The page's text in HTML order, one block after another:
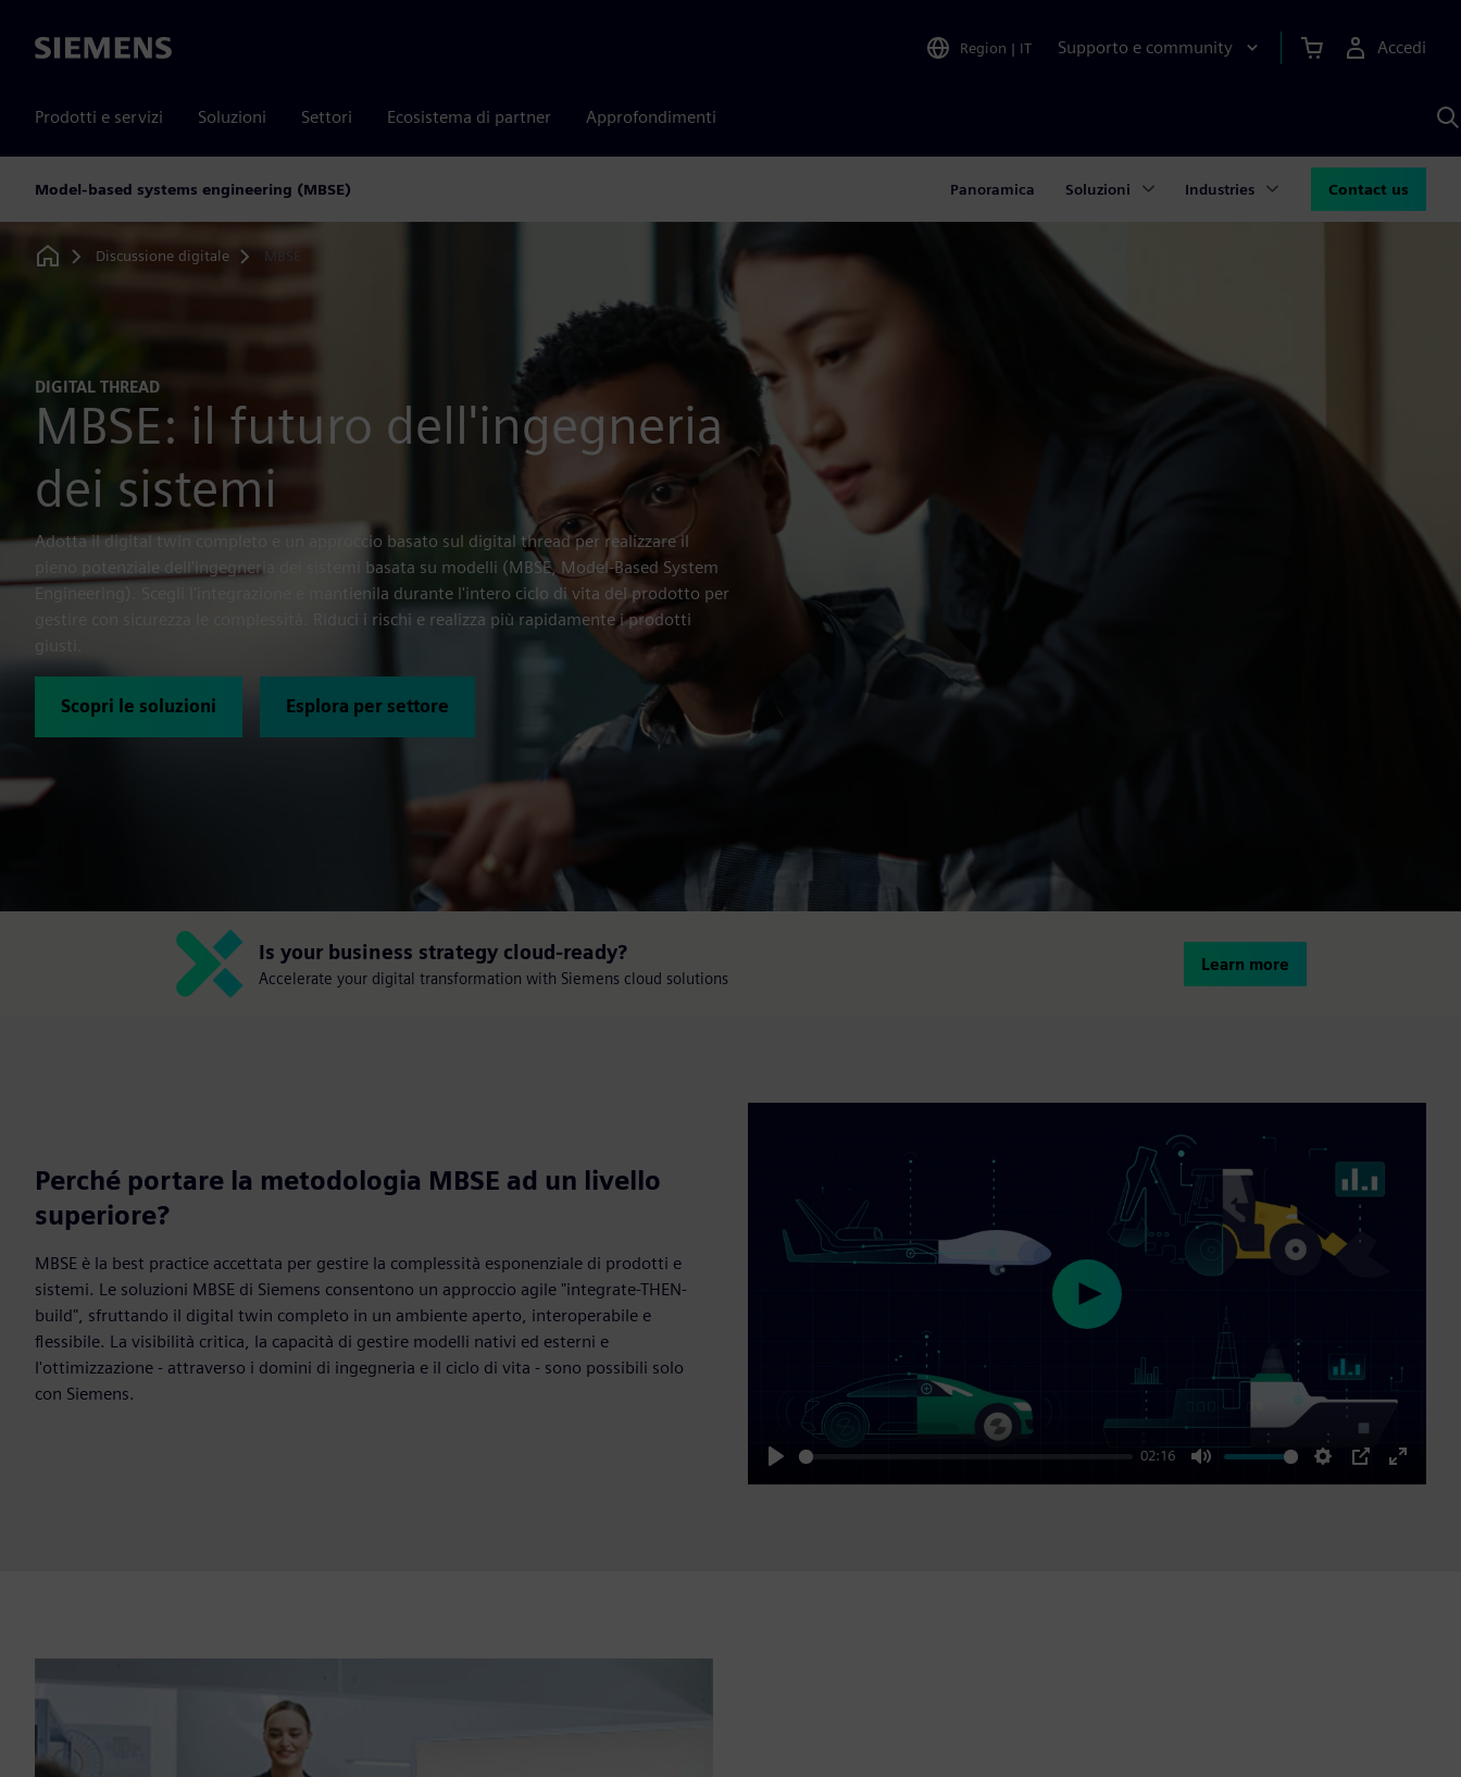
Siemens Region | IT Supporto e community Accedi
Prodotti e servizi Soluzioni Settori Ecosistema di partner Approfondimenti
Model-based systems engineering (MBSE) Panoramica Soluzioni Industries Contact us
Home
Discussione digitale MBSE
DIGITAL THREAD
MBSE: il futuro dell'ingegneria
dei sistemi
Adotta il digital twin completo e un approccio basato sul digital thread per realizzare il
pieno potenziale dell'ingegneria dei sistemi basata su modelli (MBSE, Model-Based System
Engineering). Scegli l'integrazione e mantienila durante l'intero ciclo di vita del prodotto per
gestire con sicurezza le complessità. Riduci i rischi e realizza più rapidamente i prodotti
Scopri le soluzioni Esplora per settore
Is your business strategy cloud-ready?
Accelerate your digital transformation with Siemens cloud solutions
Learn more
Perché portare la metodologia MBSE ad un livello
superiore?
MBSE è la best practice accettata per gestire la complessità esponenziale di prodotti e
sistemi. Le soluzioni MBSE di Siemens consentono un approccio agile "integrate-THEN-
build", sfruttando il digital twin completo in un ambiente aperto, interoperabile e
flessibile. La visibilità critica, la capacità di gestire modelli nativi ed esterni e
l'ottimizzazione - attraverso i domini di ingegneria e il ciclo di vita - sono possibili solo
con Siemens.
Play
02:16
Mute Settings
PIP
Enter
Play